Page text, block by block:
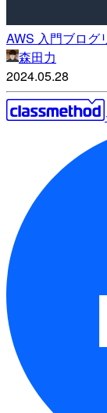
AWS 入門ブログ
森田力
2024.05.28